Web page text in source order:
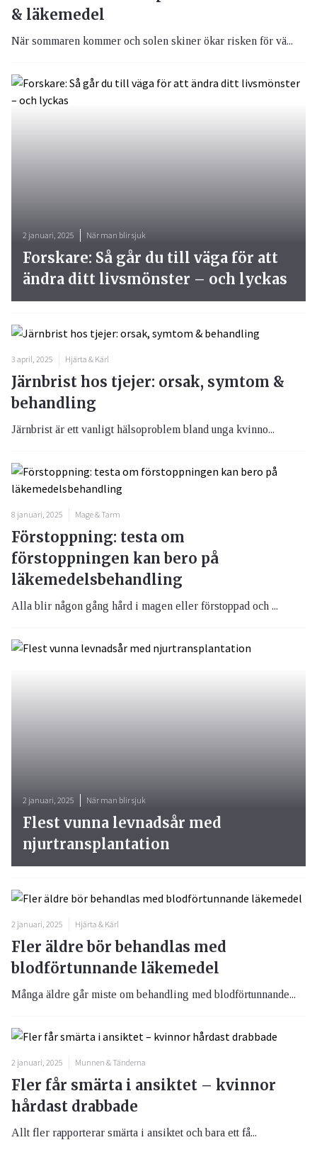
& läkemedel
När sommaren kommer och solen skiner ökar risken för vä...
3 april, 2025 Hjärta & Kärl
Järnbrist hos tjejer: orsak, symtom &
behandling
Järnbrist är ett vanligt hälsoproblem bland unga kvinno...
8 januari, 2025 Mage & Tarm
Förstoppning: testa om
förstoppningen kan bero på
läkemedelsbehandling
Alla blir någon gång hård i magen eller förstoppad och ...
2 januari, 2025 När man blir sjuk
Forskare: Så går du till väga för att
ändra ditt livsmönster – och lyckas
2 januari, 2025 När man blir sjuk
Flest vunna levnadsår med
njurtransplantation
2 januari, 2025 Hjärta & Kärl
Fler äldre bör behandlas med
blodförtunnande läkemedel
Många äldre går miste om behandling med blodförtunnande...
2 januari, 2025 Munnen & Tänderna
Fler får smärta i ansiktet – kvinnor
hårdast drabbade
Allt fler rapporterar smärta i ansiktet och bara ett få...